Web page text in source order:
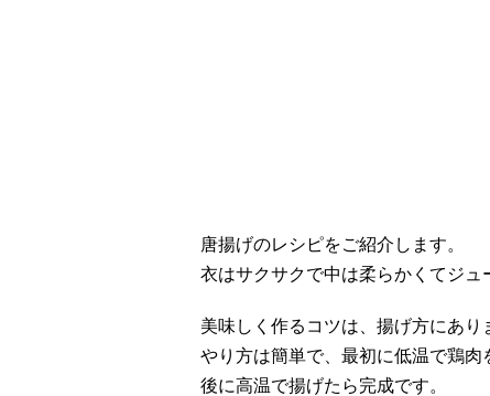
唐揚げのレシピをご紹介します。
衣はサクサクで中は柔らかくてジュ
美味しく作るコツは、揚げ方にあり
やり方は簡単で、最初に低温で鶏
後に高温で揚げたら完成です。